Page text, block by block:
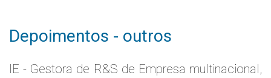
Depoimentos - outros
IE - Gestora de R&S de Empresa multinacional,